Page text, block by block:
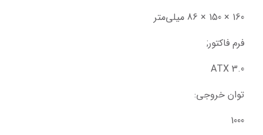
160 × 150 × 86 میلی‌متر
فرم فاکتور;
ATX 3.0
توان خروجی:
1000